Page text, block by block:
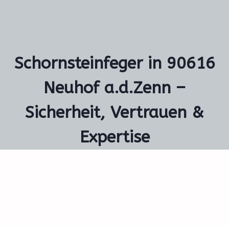
Schornsteinfeger in 90616
Neuhof a.d.Zenn –
Sicherheit, Vertrauen &
Expertise